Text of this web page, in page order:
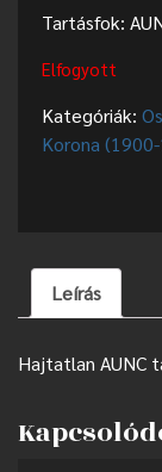
Tartásfok:
Elfogyott
Kategóriák:
Korona
Leírás
Hajtatlan AUNC